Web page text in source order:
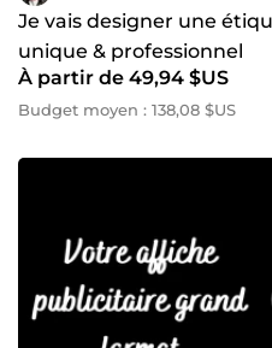
Je vais designer une
unique & professionnel
À partir de 49,94 $US
Budget moyen : 138,08 $US